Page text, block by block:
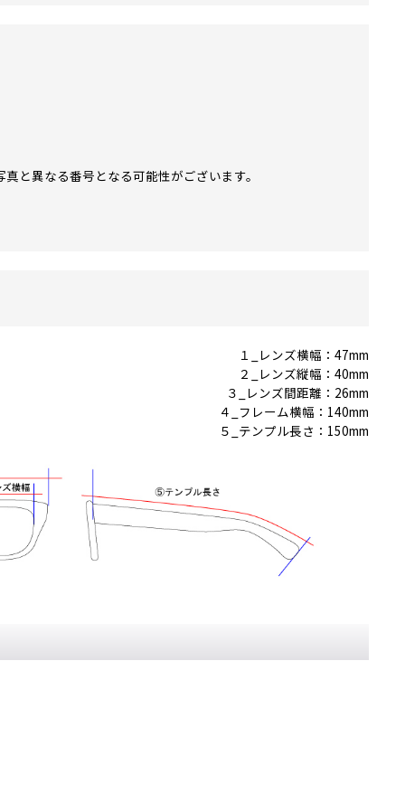
と異なる番号となる可能性がございます。
１_レンズ横幅：47mm
２_レンズ縦幅：40mm
３_レンズ間距離：26mm
４_フレーム横幅：140mm
５_テンプル長さ：150mm